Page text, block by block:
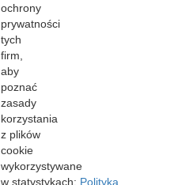
ochrony
prywatności
tych
firm,
aby
poznać
zasady
korzystania
z plików
cookie
wykorzystywane
w statystykach: Polityka